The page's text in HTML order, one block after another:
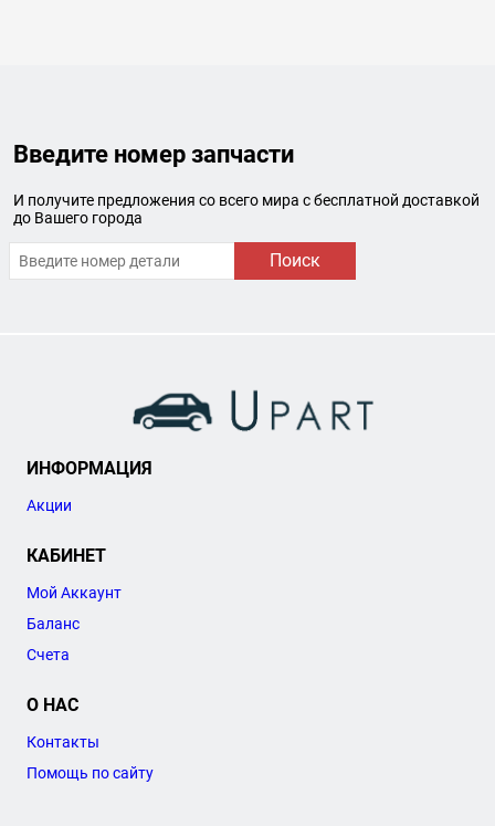
Введите номер запчасти
И получите предложения со всего мира с бесплатной доставкой
до Вашего города
Поиск
ИНФОРМАЦИЯ
Акции
КАБИНЕТ
Мой Аккаунт
Баланс
Счета
О НАС
Контакты
Помощь по сайту